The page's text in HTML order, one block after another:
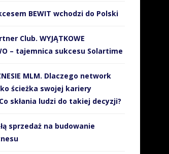
BEWIT wchodzi do Polski
Club. WYJĄTKOWE
– tajemnica sukcesu Solartime
MLM. Dlaczego network
ścieżka swojej kariery
skłania ludzi do takiej decyzji?
sprzedaż na budowanie